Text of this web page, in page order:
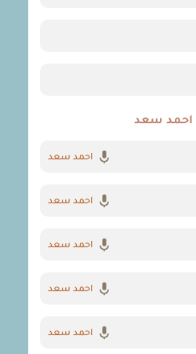
احمد سعد
احمد سعد
احمد سعد
احمد سعد
احمد سعد
احمد سعد